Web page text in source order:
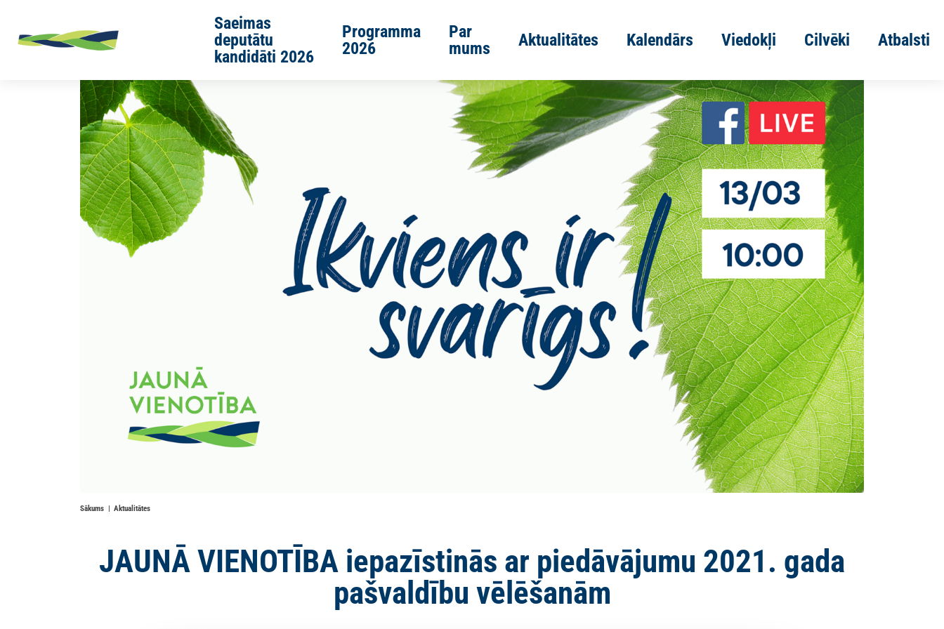
Saeimas
deputātu
kandidāti 2026
Programma
2026
Par
mums
Aktualitātes Kalendārs Viedokļi Cilvēki Atbalsti
Sākums Aktualitātes
JAUNĀ VIENOTĪBA iepazīstinās ar piedāvājumu 2021. gada
pašvaldību vēlēšanām